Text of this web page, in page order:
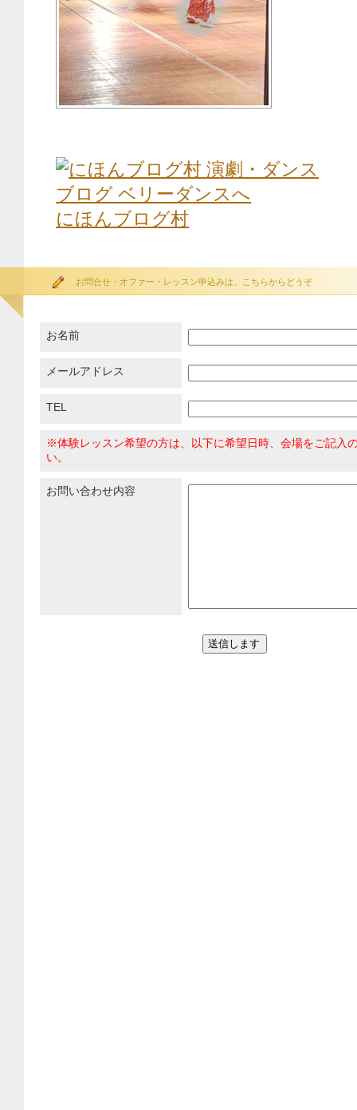
にほんブログ村
お問合せ・オファー・レッスン申込みは、こちらからどうぞ
お名前
メールアドレス
TEL
※体験レッスン希望の方は、以下に希望日時、会場をご記入
い。
お問い合わせ内容